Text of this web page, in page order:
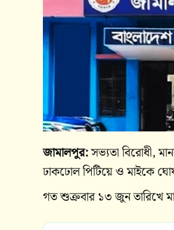
জামালপুর:সভ্যতা বিরোধী,
ঢাকঢোল পিটিয়ে ও মাইকে
গত শুক্রবার ১৩ জুন তারিখে